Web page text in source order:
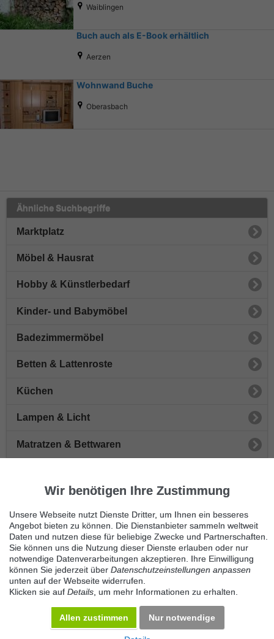
Waiblingen
Buch auch als E-Book erhältlich
Aerzen
Wohnwand Buche
Oberasbach
Ähnliche Suchbegriffe
Marktplatz
Möbel & Hausrat
Hobby & Künstlerbedarf
Kinder- und Babymöbel
Badezimmermöbel
Betten & Lattenroste
Küchen
Lampen & Licht
Matratzen & Bettwaren
Schränke & Vitrinen
Stühle
Tische
Sonstige Möbel
Wir benötigen Ihre Zustimmung
Unsere Webseite nutzt Dienste Dritter, um Ihnen ein besseres
Angebot bieten zu können. Die Dienstanbieter sammeln weltweit
Daten und nutzen diese für beliebige Zwecke und Partnerschaften.
Sie können uns die Nutzung dieser Dienste erlauben oder nur
notwendige Datenverarbeitungen akzeptieren. Ihre Einwilligung
können Sie jederzeit über Datenschutzeinstellungen anpassen
unten auf der Webseite widerrufen.
Klicken sie auf Details , um mehr Informationen zu erhalten.
Allen zustimmen Nur notwendige